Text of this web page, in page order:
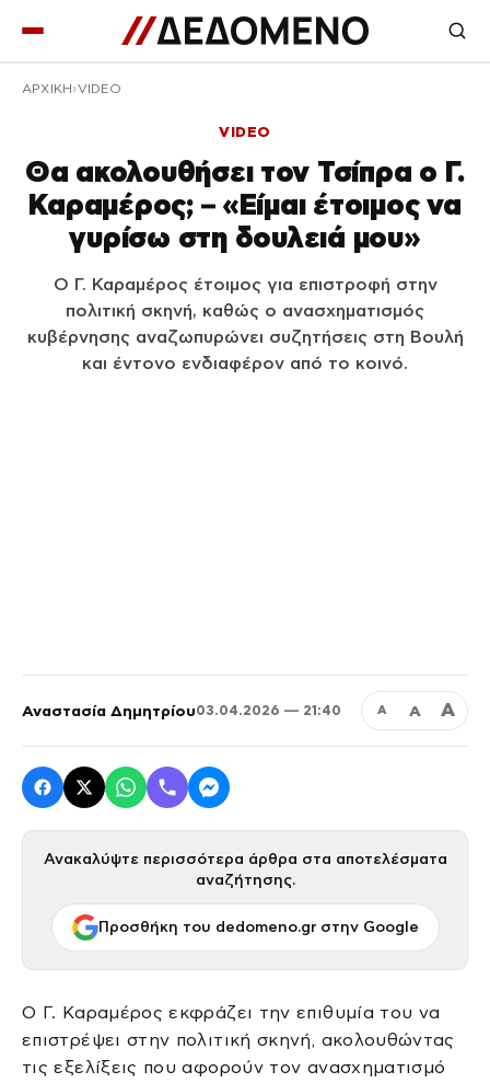
ΑΡΧΙΚΉ VIDEO
VIDEO
Θα ακολουθήσει τον Τσίπρα ο Γ.
Καραμέρος; – «Είμαι έτοιμος να
γυρίσω στη δουλειά μου»
Ο Γ. Καραμέρος έτοιμος για επιστροφή στην
πολιτική σκηνή, καθώς ο ανασχηματισμός
κυβέρνησης αναζωπυρώνει συζητήσεις στη Βουλή
και έντονο ενδιαφέρον από το κοινό.
Αναστασία Δημητρίου03.04.2026 — 21:40 Α Α Α
Ανακαλύψτε περισσότερα άρθρα στα αποτελέσματα
αναζήτησης.
Προσθήκη του dedomeno.gr στην Google
Ο Γ. Καραμέρος εκφράζει την επιθυμία του να
επιστρέψει στην πολιτική σκηνή, ακολουθώντας
τις εξελίξεις που αφορούν τον ανασχηματισμό